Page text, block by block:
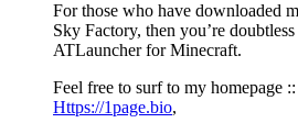
For those who have downloaded
Sky Factory, then you’re
ATLauncher for Minecraft.
Feel free to surf to my homepage
Https://1page.bio,